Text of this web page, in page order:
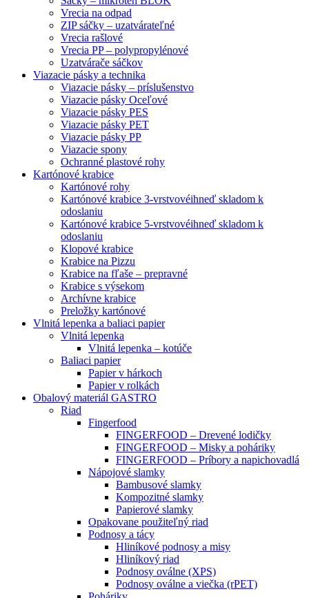
Vrecia na odpad
ZIP sáčky – uzatvárateľné
Vrecia rašlové
Vrecia PP – polypropylénové
Uzatvárače sáčkov
Viazacie pásky a technika
Viazacie pásky – príslušenstvo
Viazacie pásky Oceľové
Viazacie pásky PES
Viazacie pásky PET
Viazacie pásky PP
Viazacie spony
Ochranné plastové rohy
Kartónové krabice
Kartónové rohy
Kartónové krabice 3-vrstvovéihneď skladom k
odoslaniu
Kartónové krabice 5-vrstvovéihneď skladom k
odoslaniu
Klopové krabice
Krabice na Pizzu
Krabice na fľaše – prepravné
Krabice s výsekom
Archívne krabice
Preložky kartónové
Vlnitá lepenka a baliaci papier
Vlnitá lepenka
Vlnitá lepenka – kotúče
Baliaci papier
Papier v hárkoch
Papier v rolkách
Obalový materiál GASTRO
Riad
Fingerfood
FINGERFOOD – Drevené lodičky
FINGERFOOD – Misky a poháriky
FINGERFOOD – Príbory a napichovadlá
Nápojové slamky
Bambusové slamky
Kompozitné slamky
Papierové slamky
Opakovane použiteľný riad
Podnosy a tácy
Hliníkové podnosy a misy
Hliníkový riad
Podnosy oválne (XPS)
Podnosy oválne a viečka (rPET)